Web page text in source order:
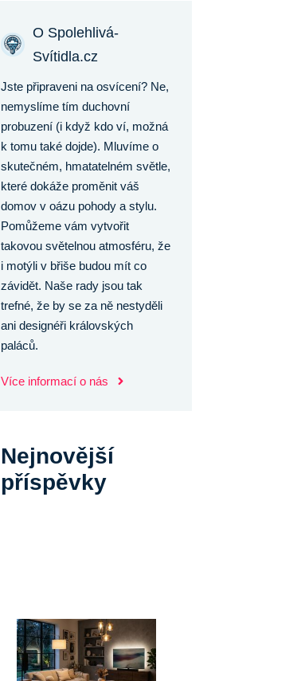
O Spolehlivá-
Svítidla.cz
Jste připraveni na osvícení? Ne,
nemyslíme tím duchovní
probuzení (i když kdo ví, možná
k tomu také dojde). Mluvíme o
skutečném, hmatatelném světle,
které dokáže proměnit váš
domov v oázu pohody a stylu.
Pomůžeme vám vytvořit
takovou světelnou atmosféru, že
i motýli v břiše budou mít co
závidět. Naše rady jsou tak
trefné, že by se za ně nestyděli
ani designéři královských
paláců.
Více informací o nás
Nejnovější
příspěvky